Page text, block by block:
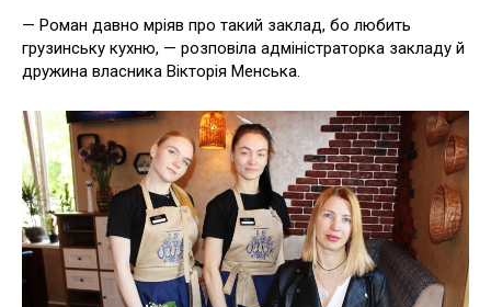
— Роман давно мріяв про такий заклад, бо любить
грузинську кухню, — розповіла адміністраторка закладу й
дружина власника Вікторія Менська.